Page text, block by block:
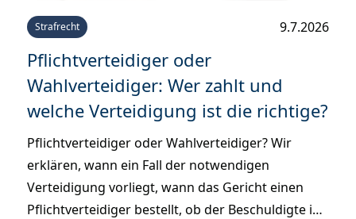
Strafrecht 9.7.2026
Pflichtverteidiger oder
Wahlverteidiger: Wer zahlt und
welche Verteidigung ist die richtige?
Pflichtverteidiger oder Wahlverteidiger? Wir
erklären, wann ein Fall der notwendigen
Verteidigung vorliegt, wann das Gericht einen
Pflichtverteidiger bestellt, ob der Beschuldigte ihn